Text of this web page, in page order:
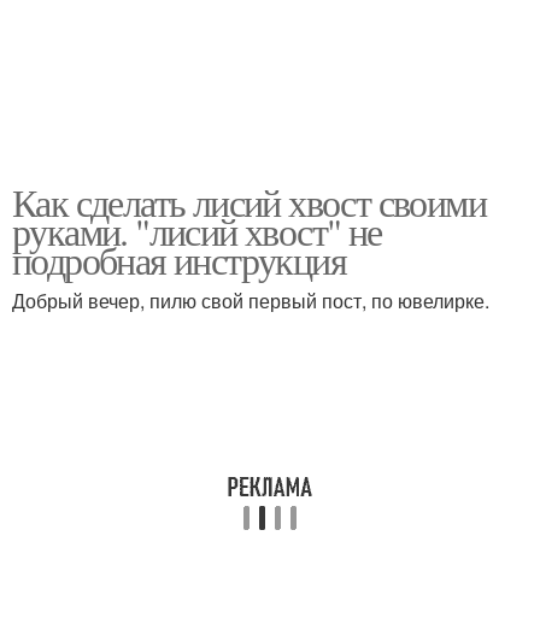
Как сделать лисий хвост своими
руками. "лисий хвост" не
подробная инструкция
Добрый вечер, пилю свой первый пост, по ювелирке.